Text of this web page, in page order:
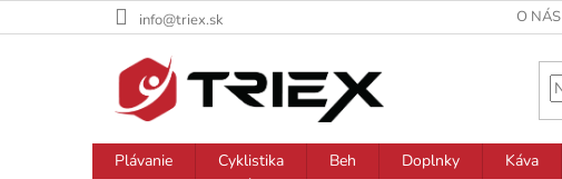
na
info@triex.sk O NÁS
Plávanie Cyklistika Beh Doplnky Káva